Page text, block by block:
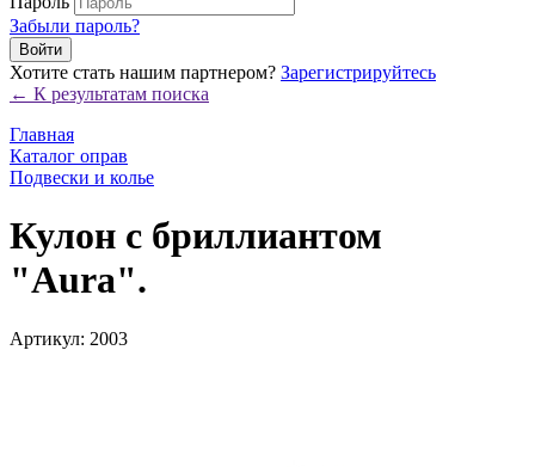
Забыли пароль?
Войти
Хотите стать нашим партнером? Зарегистрируйтесь
← К результатам поиска
Главная
Каталог оправ
Подвески и колье
Кулон с бриллиантом
"Aura".
Артикул: 2003